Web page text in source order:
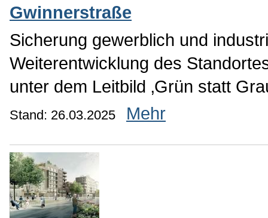
Gwinnerstraße
Sicherung gewerblich und
Weiterentwicklung des
unter dem Leitbild ‚Grün statt
Stand: 26.03.2025 Mehr